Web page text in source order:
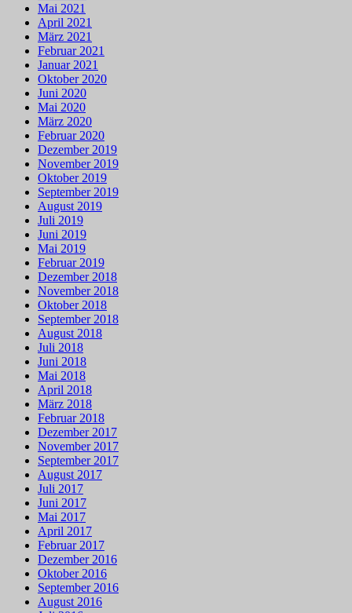
Mai 2021
April 2021
März 2021
Februar 2021
Januar 2021
Oktober 2020
Juni 2020
Mai 2020
März 2020
Februar 2020
Dezember 2019
November 2019
Oktober 2019
September 2019
August 2019
Juli 2019
Juni 2019
Mai 2019
Februar 2019
Dezember 2018
November 2018
Oktober 2018
September 2018
August 2018
Juli 2018
Juni 2018
Mai 2018
April 2018
März 2018
Februar 2018
Dezember 2017
November 2017
September 2017
August 2017
Juli 2017
Juni 2017
Mai 2017
April 2017
Februar 2017
Dezember 2016
Oktober 2016
September 2016
August 2016